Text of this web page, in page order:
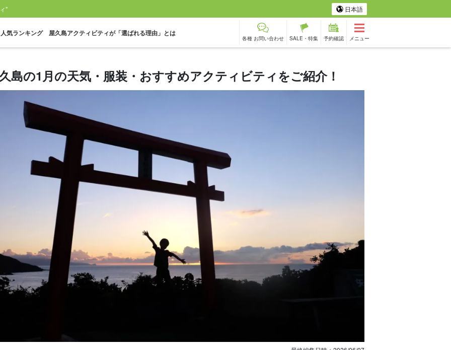
" 日本語
人気ランキング 屋久島アクティビティが「選ばれる理由」とは
各種 お問い合わせ SALE・特集 予約確認 メニュー
島の1月の天気・服装・おすすめアクティビティをご紹介！